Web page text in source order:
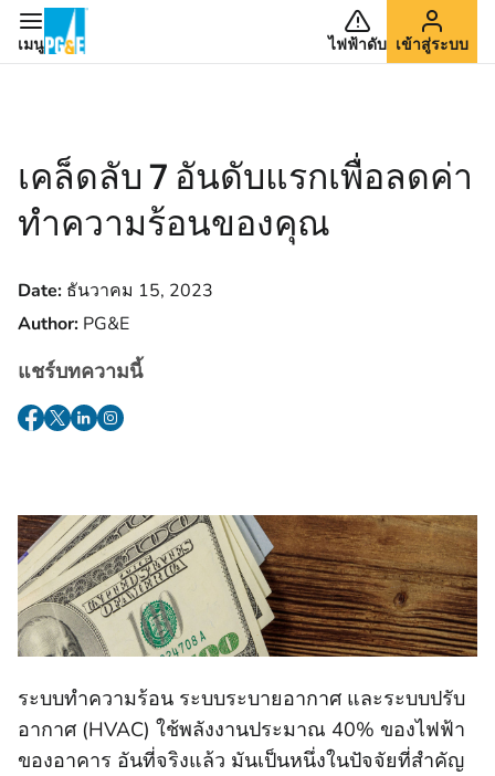
เมนู ไฟฟ้าดับ เข้าสู่ระบบ
เคล็ดลับ 7 อันดับแรกเพื่อลดค่า
ทําความร้อนของคุณ
Date: ธันวาคม 15, 2023
Author: PG&E
แชร์บทความนี้
ระบบทําความร้อน ระบบระบายอากาศ และระบบปรับ
อากาศ (HVAC) ใช้พลังงานประมาณ 40% ของไฟฟ้า
ของอาคาร อันที่จริงแล้ว มันเป็นหนึ่งในปัจจัยที่สําคัญ